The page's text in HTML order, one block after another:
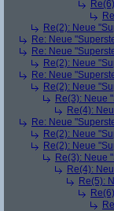
Re(2): Neue
Re: Neue
Re: Neue
Re(2): Neue
Re: Neue
Re(2): Neue
Re(3): Neue
Re(4):
Re: Neue
Re(2): Neue
Re(2): Neue
Re(3): Neue
Re(4):
Re(5):